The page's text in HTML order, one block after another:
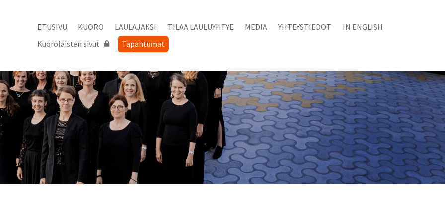
ETUSIVU KUORO LAULAJAKSI TILAA LAULUYHTYE MEDIA YHTEYSTIEDOT
IN ENGLISH
Kuorolaisten sivut
Tapahtumat